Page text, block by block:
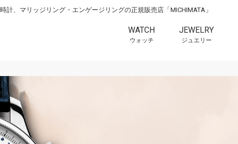
時計、マリッジリング・エンゲージリングの正規販売店「MICHIMATA」
WATCH
ウォッチ
JEWELRY
ジュエリー